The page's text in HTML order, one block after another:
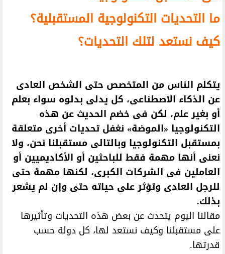
ما التحديات التكنولوجية المستقبلية؟
كيف نستعد لتلك التحديات؟
يتكلم الناس من المتخصص حتى الشخص العادى
عن الذكاء الاصطناعى، كل يدلى بدلوه سواء بعلم
أو بغير علم، لكن فى خضم الحديث عن هذه
التكنولوجيا «الموضة» نغفل تحديات أخرى متعلقة
بمستقبل التكنولوجيا وبالتالى مستقبلنا نحن، ولا
نعنى أنها مهمة فقط للباحثين أو الأكاديميين أو
العاملين فى الشركات الكبرى، لكنها مهمة حتى
للرجل العادى وتؤثر على حياته حتى وإن لم يشعر
بذلك.
مقالنا اليوم يتحدث عن بعض هذه التحديات وتأثيرها
على مستقبلنا وكيف نستعد لها، كل دولة حسب
قدرتها.